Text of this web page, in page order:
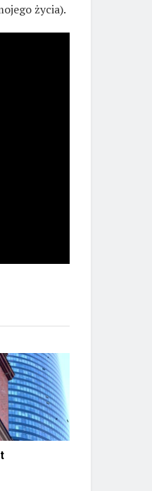
życia).